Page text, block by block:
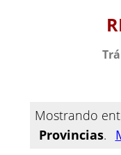
Mostrando
Provincias.